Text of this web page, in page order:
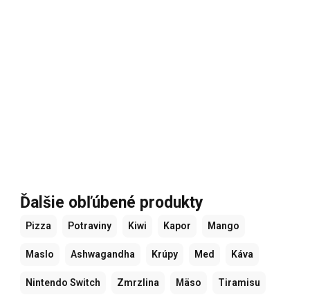
Ďalšie obľúbené produkty
Pizza Potraviny Kiwi Kapor Mango
Maslo Ashwagandha Krúpy Med Káva
Nintendo Switch Zmrzlina Mäso Tiramisu